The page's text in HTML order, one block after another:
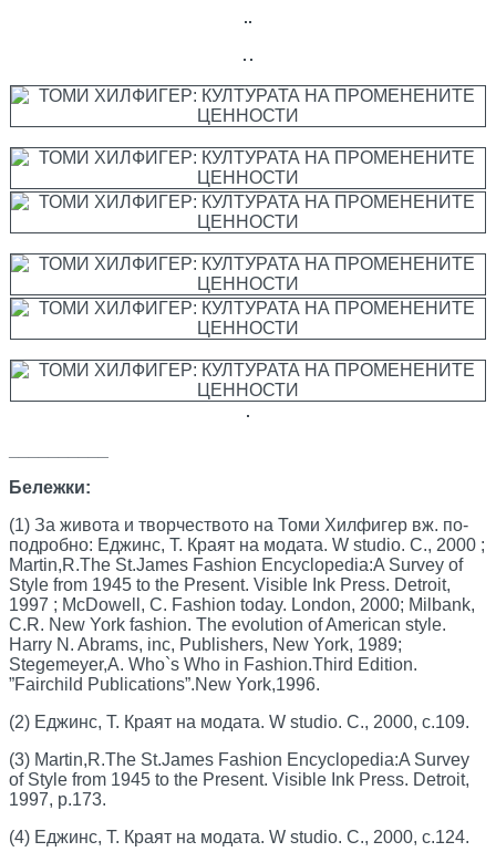
Бележки:
(1) За живота и творчеството на Томи Хилфигер вж. по-
подробно: Еджинс, Т. Краят на модата. W studio. С., 2000 ;
Martin,R.The St.James Fashion Encyclopedia:A Survey of
Style from 1945 to the Present. Visible Ink Press. Detroit,
1997 ; McDowell, C. Fashion today. London, 2000; Milbank,
C.R. New York fashion. The evolution of American style.
Harry N. Abrams, inc, Publishers, New York, 1989;
Stegemeyer,A. Who`s Who in Fashion.Third Edition.
”Fairchild Publications”.New York,1996.
(2) Еджинс, Т. Краят на модата. W studio. С., 2000, с.109.
(3) Martin,R.The St.James Fashion Encyclopedia:A Survey
of Style from 1945 to the Present. Visible Ink Press. Detroit,
1997, p.173.
(4) Еджинс, Т. Краят на модата. W studio. С., 2000, с.124.